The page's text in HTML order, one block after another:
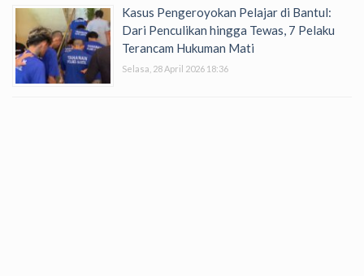
Kasus Pengeroyokan Pelajar di Bantul:
Dari Penculikan hingga Tewas, 7 Pelaku
Terancam Hukuman Mati
Selasa, 28 April 2026 18:36